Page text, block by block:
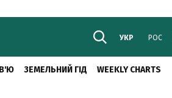
УКР РОС
ЗЕМЕЛЬНИЙ ГІД WEEKLY CHARTS